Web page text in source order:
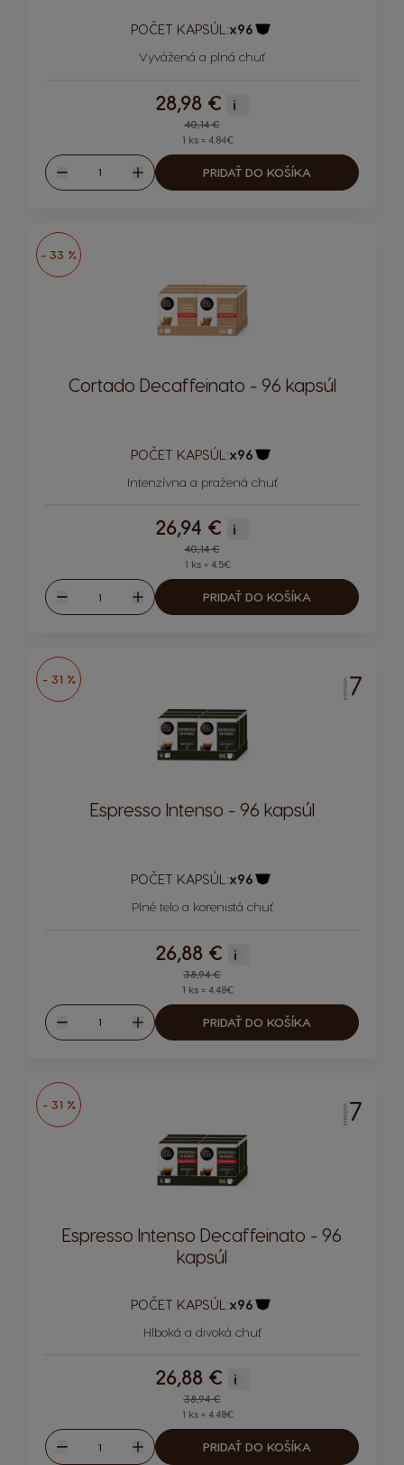
POČET KAPSÚL:x96
Vyvážená a plná chuť
Regular Price
40,14 €
28,98 € i
1 ks = 4.84€
Množstvo
Zvýšiť
PRIDAŤ DO KOŠÍKA
- 33 %
Cortado Decaffeinato - 96 kapsúl
POČET KAPSÚL:x96
Intenzívna a pražená chuť
Regular Price
40,14 €
26,94 € i
1 ks = 4.5€
Množstvo
Zvýšiť
PRIDAŤ DO KOŠÍKA
- 31 % INTENZITA7
Espresso Intenso - 96 kapsúl
POČET KAPSÚL:x96
Plné telo a korenistá chuť
Regular Price
38,94 €
26,88 € i
1 ks = 4.48€
Množstvo
Zvýšiť
PRIDAŤ DO KOŠÍKA
- 31 % INTENZITA7
Espresso Intenso Decaffeinato - 96
kapsúl
POČET KAPSÚL:x96
Hlboká a divoká chuť
Regular Price
38,94 €
26,88 € i
1 ks = 4.48€
Množstvo
Zvýšiť
PRIDAŤ DO KOŠÍKA